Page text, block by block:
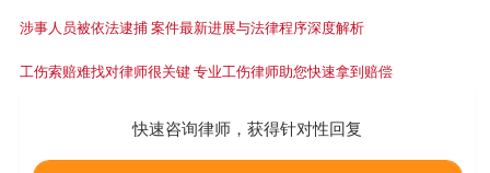
涉事人员被依法逮捕 案件最新进展与法律程序深度解析
工伤索赔难找对律师很关键 专业工伤律师助您快速拿到赔偿
快速咨询律师，获得针对性回复